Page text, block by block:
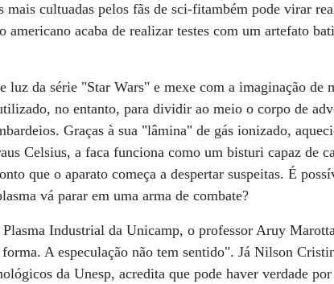
mais cultuadas pelos fãs de sci-fitambém pode virar
americano acaba de realizar testes com um artefato
luz da série "Star Wars" e mexe com a imaginação de
no entanto, para dividir ao meio o corpo de
Graças à sua "lâmina" de gás ionizado,
Celsius, a faca funciona como um bisturi capaz de
que o aparato começa a despertar suspeitas. É
vá parar em uma arma de combate?
Industrial da Unicamp, o professor Aruy
A especulação não tem sentido". Já Nilson
da Unesp, acredita que pode haver verdade